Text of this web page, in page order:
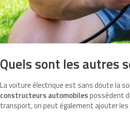
Quels sont les autres
La voiture électrique est sans doute la
constructeurs automobilespossèdent
transport, on peut également ajouter les